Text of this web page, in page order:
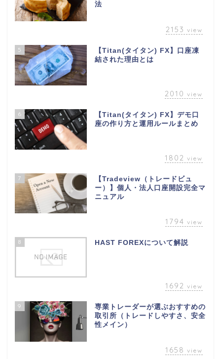
法
2153 view
5
【Titan(タイタン) FX】口座凍
結された理由とは
2010 view
6
【Titan(タイタン) FX】デモ口
座の作り方と運用ルールまとめ
1802 view
7
【Tradeview（トレードビュ
ー）】個人・法人口座開設完全マ
ニュアル
1794 view
8 HAST FOREXについて解説
1692 view
9
専業トレーダーが選ぶおすすめの
取引所（トレードしやすさ、安全
性メイン）
1658 view